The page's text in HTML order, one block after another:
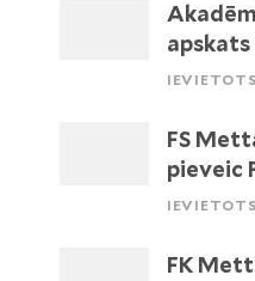
apskats
FS
pieveic
FK